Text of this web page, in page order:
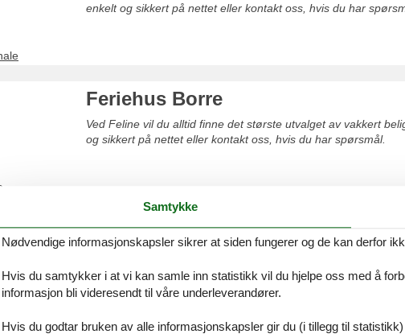
enkelt og sikkert på nettet eller kontakt oss, hvis du har
Feriehus Borre
Ved Feline vil du alltid finne det største utvalget av vakkert
og sikkert på nettet eller kontakt oss, hvis du har spørsmål.
Feriehus Stege
og sikkert på nettet eller kontakt oss, hvis du har spørsmål.
Samtykke
Nødvendige informasjonskapsler sikrer at siden fungerer og de kan derfor
Hvis du samtykker i at vi kan samle inn statistikk vil du hjelpe oss med å
informasjon bli videresendt til våre underleverandører.
Hvis du godtar bruken av alle informasjonskapsler gir du (i tillegg til